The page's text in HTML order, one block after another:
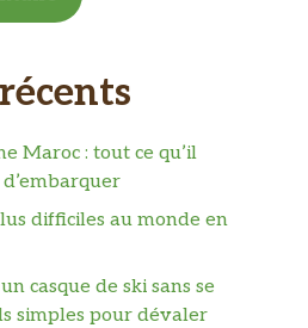
Maroc : tout ce qu’il
difficiles au monde en
casque de ski sans se
simples pour dévaler